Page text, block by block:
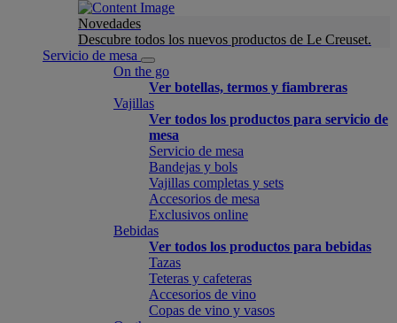
Novedades
Descubre todos los nuevos productos de Le Creuset.
Servicio de mesa
On the go
Ver botellas, termos y fiambreras
Vajillas
Ver todos los productos para servicio de
mesa
Servicio de mesa
Bandejas y bols
Vajillas completas y sets
Accesorios de mesa
Exclusivos online
Bebidas
Ver todos los productos para bebidas
Tazas
Teteras y cafeteras
Accesorios de vino
Copas de vino y vasos